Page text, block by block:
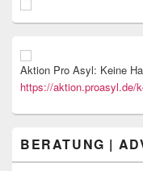
Aktion Pro Asyl: Keine
https://aktion.proasyl.de/
BERATUNG |